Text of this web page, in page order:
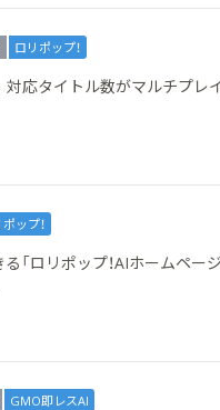
ロリポップ！
対応タイトル数がマルチプ
ップ！
「ロリポップ！AIホームペー
GMO即レスAI